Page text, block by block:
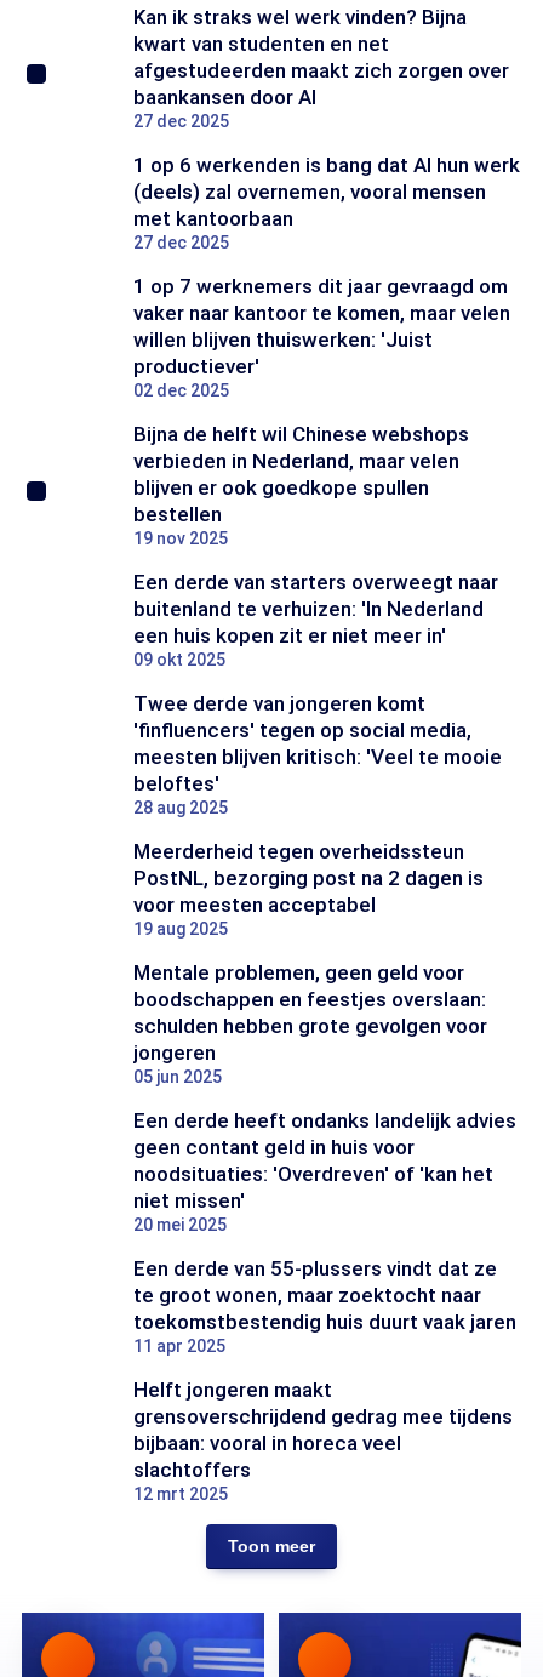
Kan ik straks wel werk vinden? Bijna
kwart van studenten en net
afgestudeerden maakt zich zorgen over
baankansen door AI
27 dec 2025
1 op 6 werkenden is bang dat AI hun werk
(deels) zal overnemen, vooral mensen
met kantoorbaan
27 dec 2025
1 op 7 werknemers dit jaar gevraagd om
vaker naar kantoor te komen, maar velen
willen blijven thuiswerken: 'Juist
productiever'
02 dec 2025
Bijna de helft wil Chinese webshops
verbieden in Nederland, maar velen
blijven er ook goedkope spullen
bestellen
19 nov 2025
Een derde van starters overweegt naar
buitenland te verhuizen: 'In Nederland
een huis kopen zit er niet meer in'
09 okt 2025
Twee derde van jongeren komt
'finfluencers' tegen op social media,
meesten blijven kritisch: 'Veel te mooie
beloftes'
28 aug 2025
Meerderheid tegen overheidssteun
PostNL, bezorging post na 2 dagen is
voor meesten acceptabel
19 aug 2025
Mentale problemen, geen geld voor
boodschappen en feestjes overslaan:
schulden hebben grote gevolgen voor
jongeren
05 jun 2025
Een derde heeft ondanks landelijk advies
geen contant geld in huis voor
noodsituaties: 'Overdreven' of 'kan het
niet missen'
20 mei 2025
Een derde van 55-plussers vindt dat ze
te groot wonen, maar zoektocht naar
toekomstbestendig huis duurt vaak jaren
11 apr 2025
Helft jongeren maakt
grensoverschrijdend gedrag mee tijdens
bijbaan: vooral in horeca veel
slachtoffers
12 mrt 2025
Toon meer